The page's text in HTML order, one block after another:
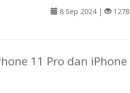
8 Sep 2024 | 1278
11 Pro dan iPhone